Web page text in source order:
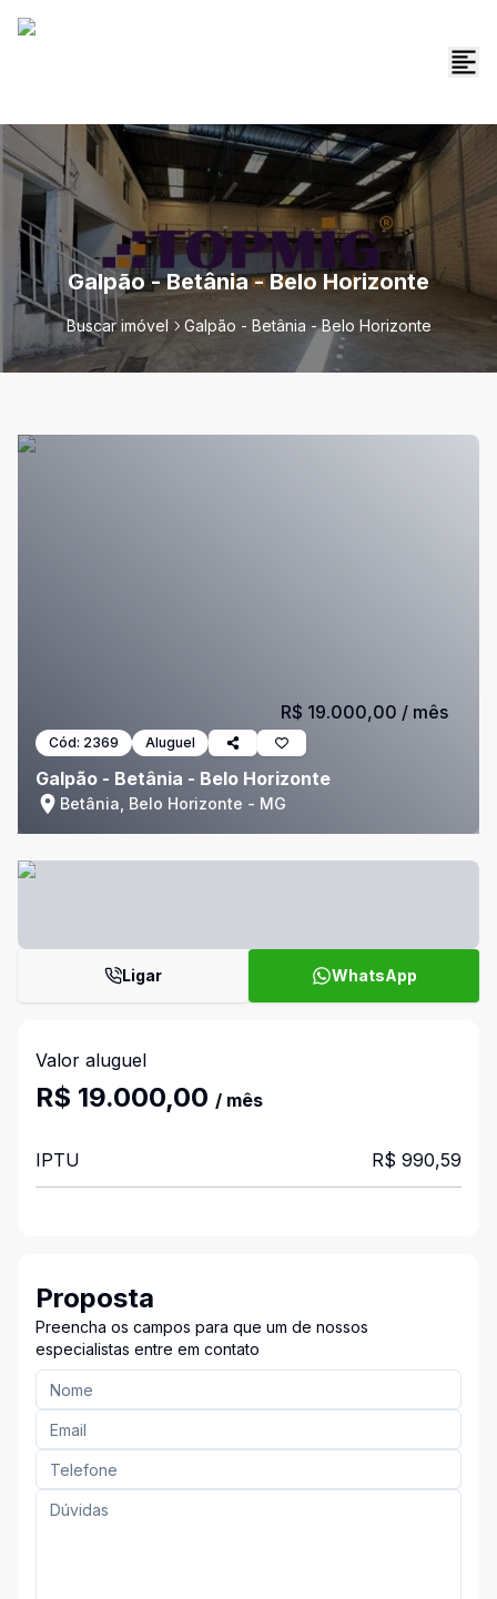
Galpão - Betânia - Belo Horizonte
Buscar imóvel Galpão - Betânia - Belo Horizonte
Cód: 2369 Aluguel
Galpão - Betânia - Belo Horizonte
Betânia, Belo Horizonte - MG
R$ 19.000,00 / mês
Ligar WhatsApp
Valor aluguel
R$ 19.000,00 / mês
IPTU R$ 990,59
Proposta
Preencha os campos para que um de nossos
especialistas entre em contato